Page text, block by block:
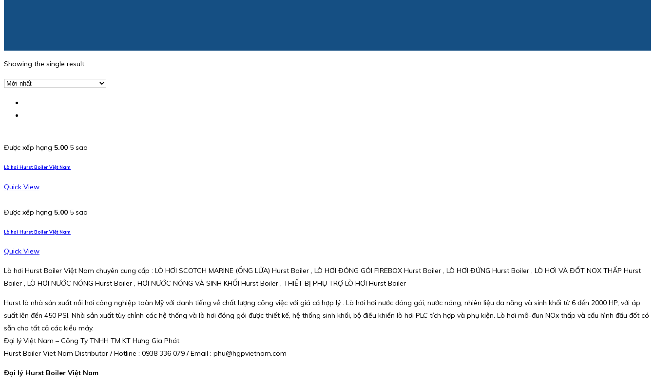
Showing the single result
Được xếp hạng 5.00 5 sao
Lò hơi Hurst Boiler Việt Nam
Quick View
Được xếp hạng 5.00 5 sao
Lò hơi Hurst Boiler Việt Nam
Quick View
Lò hơi Hurst Boiler Việt Nam chuyên cung cấp : LÒ HƠI SCOTCH MARINE (ỐNG LỬA) Hurst Boiler , LÒ HƠI ĐÓNG GÓI FIREBOX Hurst Boiler , LÒ HƠI ĐỨNG Hurst Boiler , LÒ HƠI VÀ ĐỐT NOX THẤP Hurst
Boiler , LÒ HƠI NƯỚC NÓNG Hurst Boiler , HƠI NƯỚC NÓNG VÀ SINH KHỐI Hurst Boiler , THIẾT BỊ PHỤ TRỢ LÒ HƠI Hurst Boiler
Hurst là nhà sản xuất nồi hơi công nghiệp toàn Mỹ với danh tiếng về chất lượng công việc với giá cả hợp lý . Lò hơi hơi nước đóng gói, nước nóng, nhiên liệu đa năng và sinh khối từ 6 đến 2000 HP, với áp
suất lên đến 450 PSI. Nhà sản xuất tùy chỉnh các hệ thống và lò hơi đóng gói được thiết kế, hệ thống sinh khối, bộ điều khiển lò hơi PLC tích hợp và phụ kiện. Lò hơi mô-đun NOx thấp và cấu hình đầu đốt có
sẵn cho tất cả các kiểu máy.
Đại lý Việt Nam – Công Ty TNHH TM KT Hưng Gia Phát
Hurst Boiler Viet Nam Distributor / Hotline : 0938 336 079 / Email : phu@hgpvietnam.com
Đại lý Hurst Boiler Việt Nam